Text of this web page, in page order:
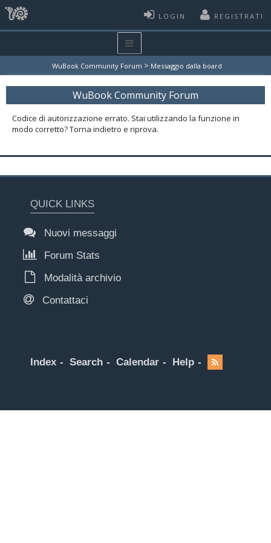
LOGIN REGISTRATI
WuBook Community Forum > Messaggio dalla board
WuBook Community Forum
Codice di autorizzazione errato. Stai utilizzando la funzione in
modo corretto? Torna indietro e riprova.
QUICK LINKS
Nuovi messaggi
Forum Stats
Modalità archivio
Contattaci
Index Search Calendar Help